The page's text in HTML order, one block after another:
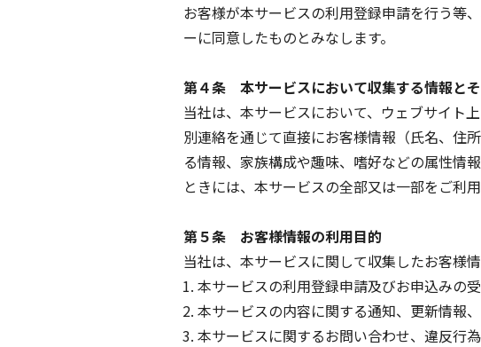
お客様が本サービスの利用登録申請を行う等
ーに同意したものとみなします。
第４条 本サービスにおいて収集する情報と
当社は、本サービスにおいて、ウェブサイト
別連絡を通じて直接にお客様情報（氏名、住
る情報、家族構成や趣味、嗜好などの属性情
ときには、本サービスの全部又は一部をご利
第５条 お客様情報の利用目的
当社は、本サービスに関して収集したお客様
本サービスの利用登録申請及びお申込みの
本サービスの内容に関する通知、更新情報
本サービスに関するお問い合わせ、違反行